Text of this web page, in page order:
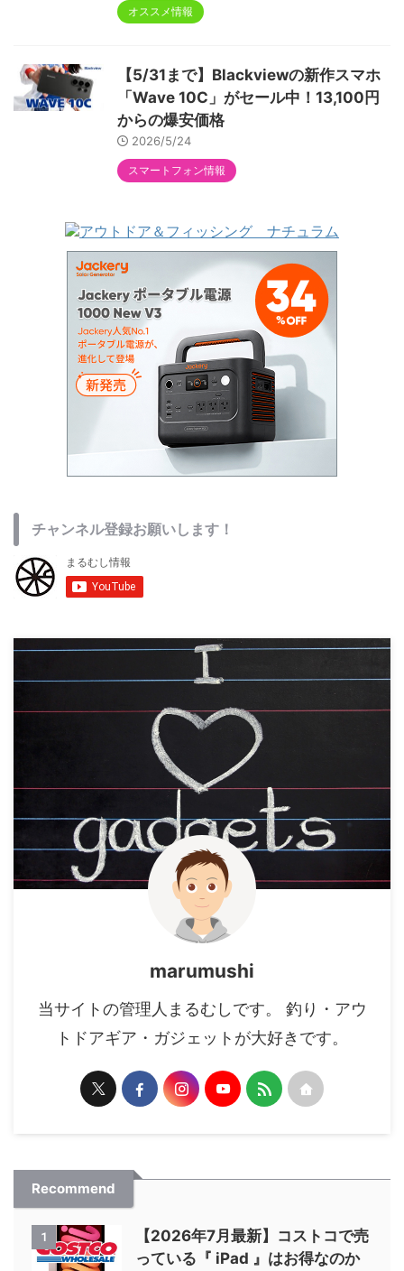
オススメ情報
【5/31まで】Blackviewの新作スマホ
「Wave 10C」がセール中！13,100円
からの爆安価格
2026/5/24
スマートフォン情報
チャンネル登録お願いします！
marumushi
当サイトの管理人まるむしです。 釣り・アウ
トドアギア・ガジェットが大好きです。
Recommend
1
【2026年7月最新】コストコで売
っている『 iPad 』はお得なのか